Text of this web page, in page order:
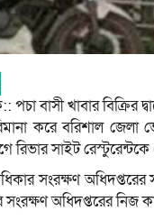
পচা বাসী খাবার বিক্রির
করে বরিশাল জেলা
রিভার সাইট
সংরক্ষণ অধিদপ্তরের
অধিদপ্তরের নিজ